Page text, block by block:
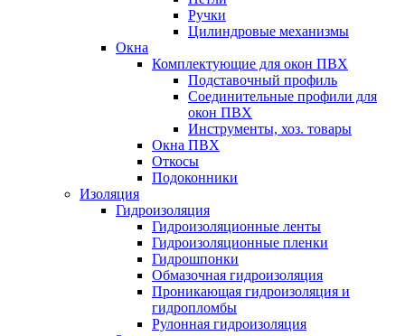
Ручки
Цилиндровые механизмы
Окна
Комплектующие для окон ПВХ
Подставочный профиль
Соединительные профили для
окон ПВХ
Инструменты, хоз. товары
Окна ПВХ
Откосы
Подоконники
Изоляция
Гидроизоляция
Гидроизоляционные ленты
Гидроизоляционные пленки
Гидрошпонки
Обмазочная гидроизоляция
Проникающая гидроизоляция и
гидропломбы
Рулонная гидроизоляция